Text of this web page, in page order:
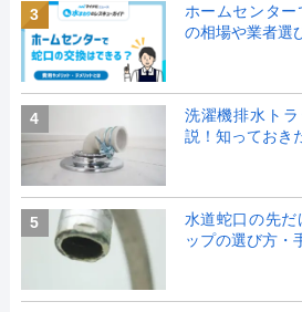
3
ホームセンタ
の相場や業者選
4
洗濯機排水ト
説！知っておき
5
水道蛇口の先だ
ップの選び方・